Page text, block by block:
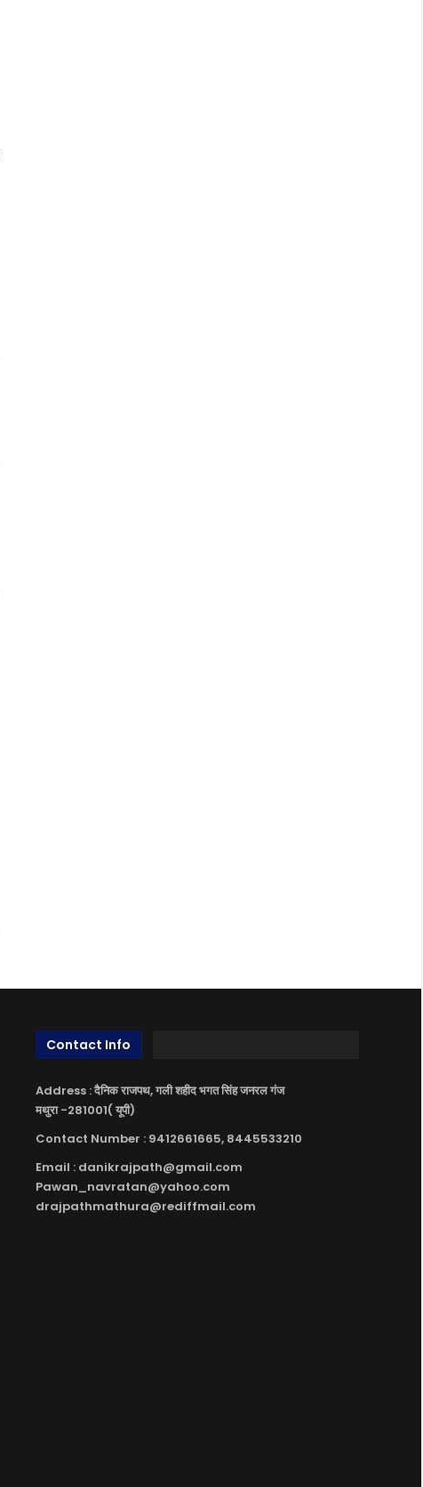
Contact Info
Address : दैनिक राजपथ, गली शहीद भगत सिंह जनरल गंज
मथुरा -281001( यूपी)
Contact Number : 9412661665, 8445533210
Email : danikrajpath@gmail.com
Pawan_navratan@yahoo.com
drajpathmathura@rediffmail.com